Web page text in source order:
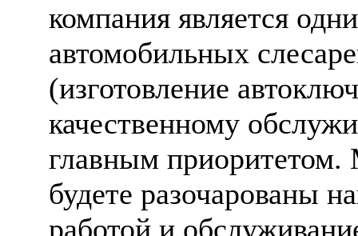
компания является
автомобильных
(изготовление
качественному
главным
будете разочарованы
работой и